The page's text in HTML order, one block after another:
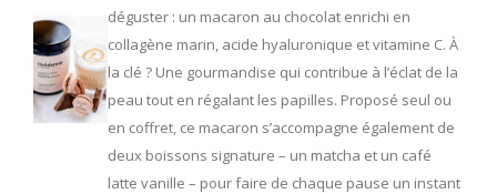
déguster : un macaron au chocolat enrichi en
collagène marin, acide hyaluronique et vitamine C. À
la clé ? Une gourmandise qui contribue à l’éclat de la
peau tout en régalant les papilles. Proposé seul ou
en coffret, ce macaron s’accompagne également de
deux boissons signature – un matcha et un café
latte vanille – pour faire de chaque pause un instant